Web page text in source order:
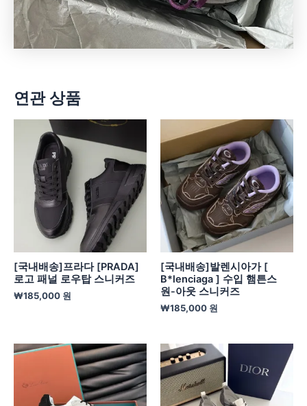
연관 상품
[국내배송]프라다 [PRADA]
로고 패널 로우탑 스니커즈
₩185,000 원
[국내배송]발렌시아가 [
B*lenciaga ] 수입 햄튼스
원-아웃 스니커즈
₩185,000 원